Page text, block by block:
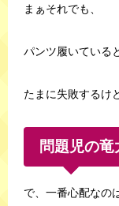
まぁそれでも、
パンツ履いている
たまに失敗するけ
問題児の竜
で、一番心配なの